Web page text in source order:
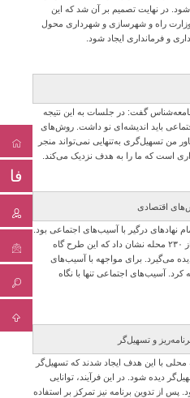
فا
در نهایت تصمیم بر آن شد که این
راه و شهرسازی و شهرداری محول
و فرمانداری ایجاد شود.
گفت: در جلسات به این نتیجه
باید اندیشه‌ای نو داشت. روش‌های
من تسهیل‌گری به‌تنهایی نمی‌تواند منجر
است که ما را به هدف نزدیک می‌کند.
نهادهای درگیر با آسیب‌های اجتماعی بود.
تجربه اجرای طرح تسهیل‌گری در بیش از ۲۳۰ محله نشان داد که این طرح گاه
می‌گیرد. برای مواجهه با آسیب‌های
کرد. آسیب‌های اجتماعی تنها با نگاه
و تسهیل‌گر
محلی با این هدف ایجاد شدند که تسهیل‌گر
دیده شود. در این فرآیند، توانایی
پس از تدوین برنامه نیز تمرکز بر استفاده